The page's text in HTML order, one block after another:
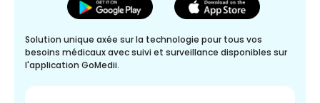
Solution unique axée sur la technologie pour tous vos
besoins médicaux avec suivi et surveillance disponibles sur
l'application GoMedii.